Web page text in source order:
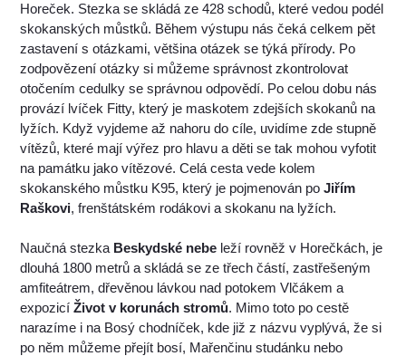
Horeček. Stezka se skládá ze 428 schodů, které vedou podél
skokanských můstků. Během výstupu nás čeká celkem pět
zastavení s otázkami, většina otázek se týká přírody. Po
zodpovězení otázky si můžeme správnost zkontrolovat
otočením cedulky se správnou odpovědí. Po celou dobu nás
provází lvíček Fitty, který je maskotem zdejších skokanů na
lyžích. Když vyjdeme až nahoru do cíle, uvidíme zde stupně
vítězů, které mají výřez pro hlavu a děti se tak mohou vyfotit
na památku jako vítězové. Celá cesta vede kolem
skokanského můstku K95, který je pojmenován poJiřím
Raškovi, frenštátském rodákovi a skokanu na lyžích.
Naučná stezka Beskydské nebe leží rovněž v Horečkách, je
dlouhá 1800 metrů a skládá se ze třech částí, zastřešeným
amfiteátrem, dřevěnou lávkou nad potokem Vlčákem a
expozicíŽivot v korunách stromů. Mimo toto po cestě
narazíme i na Bosý chodníček, kde již z názvu vyplývá, že si
po něm můžeme přejít bosí, Mařenčinu studánku nebo